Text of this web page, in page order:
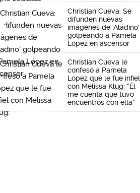
Christian Cueva: Se
difunden nuevas
imágenes de 'Aladino'
golpeando a Pamela
López en ascensor
Christian Cueva le
confesó a Pamela
López que le fue infiel
con Melissa Klug: "Él
me cuenta que tuvo
encuentros con ella"